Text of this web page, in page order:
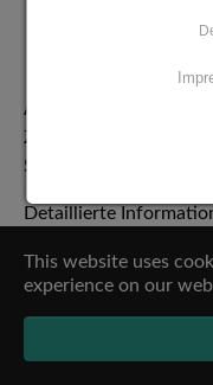
This website uses
experience on our
durch
Alle dieses Projekte
Zusammenarbeit mit
Schulleitung
Detaillierte
http://